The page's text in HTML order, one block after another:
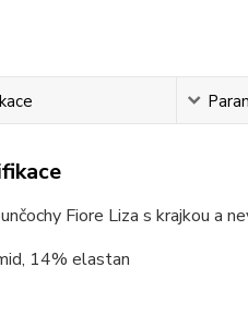
Fiore Liza s krajkou a
14% elastan